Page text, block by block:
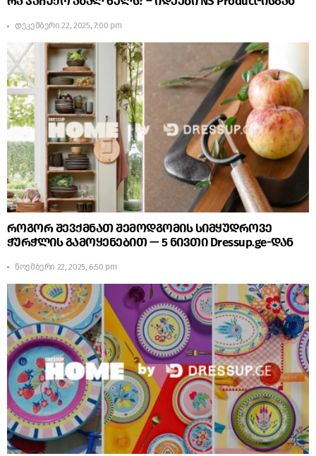
დეკემბერი 22, 2025, 7:00 pm
როგორ შევქმნათ შემოდგომის სიმყუდროვე
ჭურჭლის გამოყენებით — 5 ნივთი Dressup.ge-დან
ნოემბერი 22, 2025, 6:50 pm